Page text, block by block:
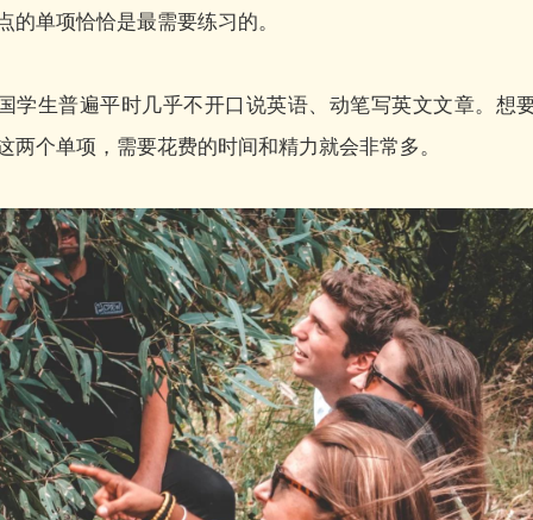
的单项恰恰是最需要练习的。
学生普遍平时几乎不开口说英语、动笔写英文文章。想
两个单项，需要花费的时间和精力就会非常多。